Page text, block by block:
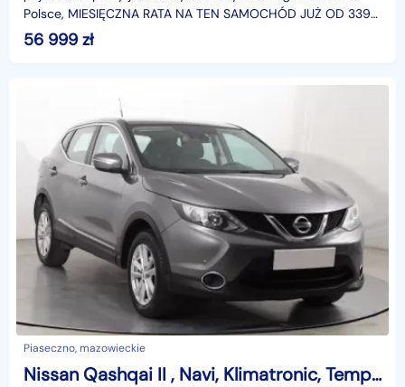
Polsce, MIESIĘCZNA RATA NA TEN SAMOCHÓD JUŻ OD 339
PLN*Podana w ogłoszeniu lokalizacja pojazdu jest aktua
56 999 zł
Piaseczno, mazowieckie
Nissan Qashqai II , Navi, Klimatronic, Tempomat, Parktronic,